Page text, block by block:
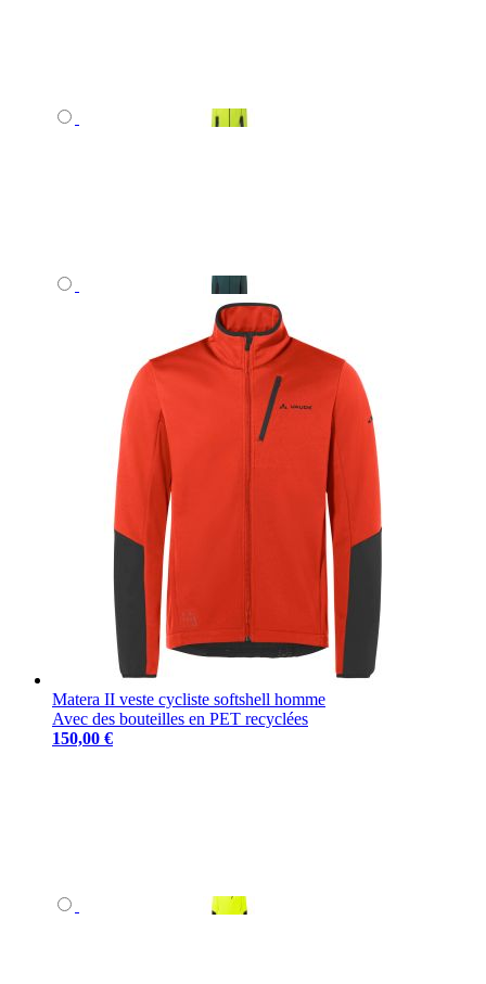
Matera II veste cycliste softshell homme
Avec des bouteilles en PET recyclées
150,00 €